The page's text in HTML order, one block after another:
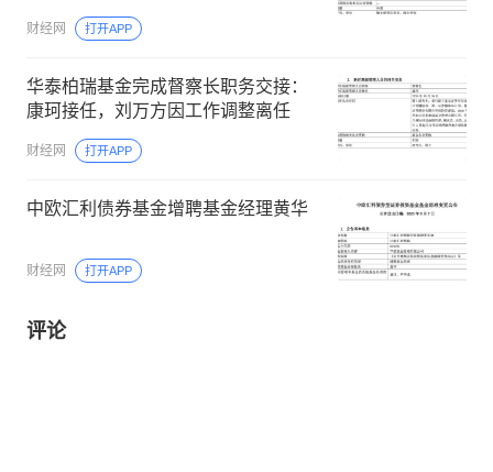
财经网 打开APP
华泰柏瑞基金完成督察长职务交接：
康珂接任，刘万方因工作调整离任
财经网 打开APP
中欧汇利债券基金增聘基金经理黄华
财经网 打开APP
评论